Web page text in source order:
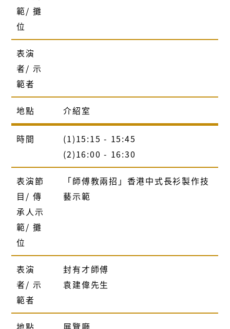
範/ 攤
位
表演
者/ 示
範者
地點 介紹室
時間
(1)15:15 - 15:45
(2)16:00 - 16:30
表演節
目/ 傳
承人示
範/ 攤
位
「師傅教兩招」香港中式長衫製作技
藝示範
表演
者/ 示
範者
封有才師傅
袁建偉先生
地點 展覽廳